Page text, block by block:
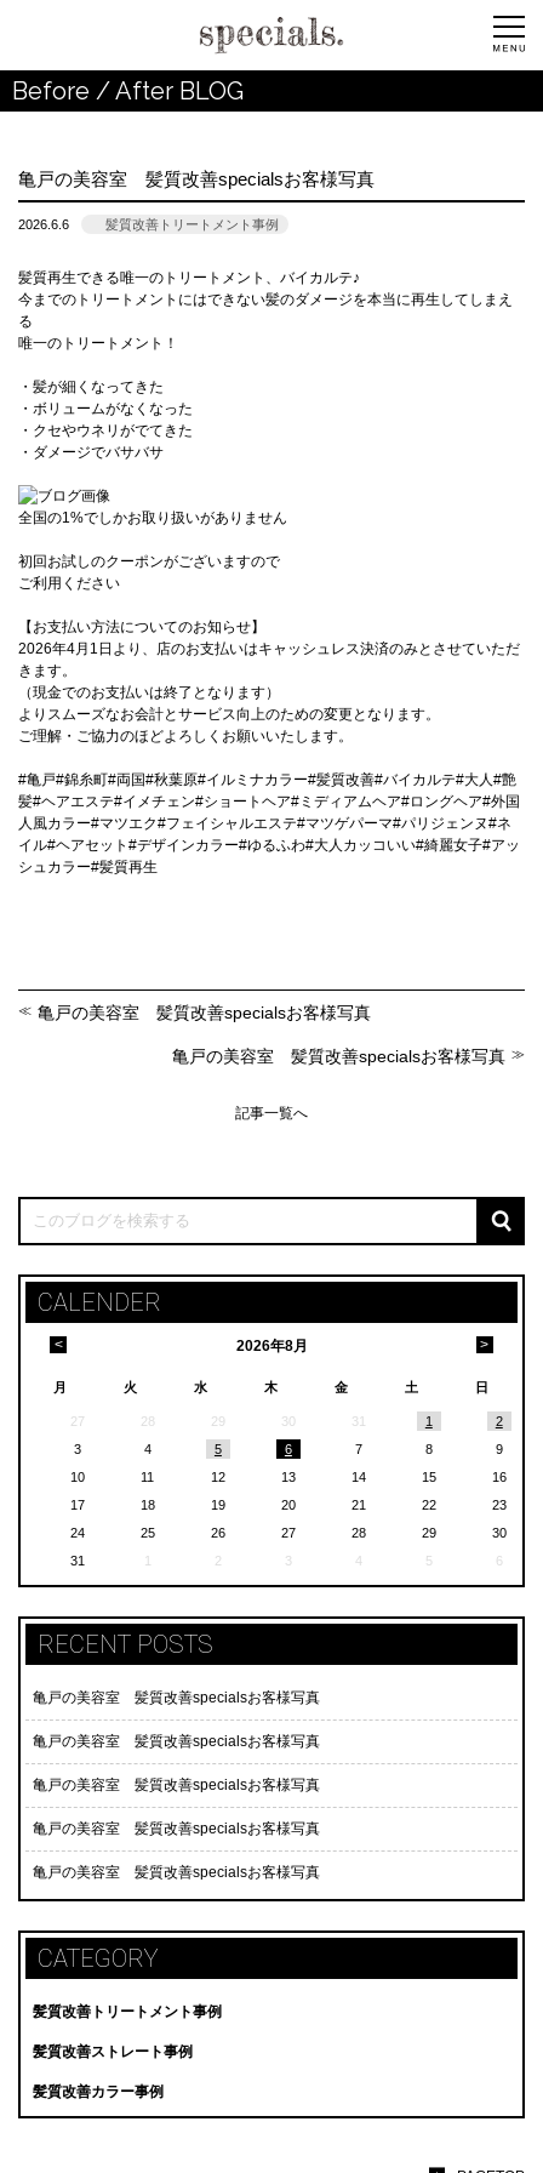
Before / After BLOG
亀戸の美容室 髪質改善specialsお客様写真
2026.6.6 髪質改善トリートメント事例
髪質再生できる唯一のトリートメント、バイカルテ♪
今までのトリートメントにはできない髪のダメージを本当に再生してしまえ
る
唯一のトリートメント！
・髪が細くなってきた
・ボリュームがなくなった
・クセやウネリがでてきた
・ダメージでバサバサ
全国の1%でしかお取り扱いがありません
初回お試しのクーポンがございますので
ご利用ください
【お支払い方法についてのお知らせ】
2026年4月1日より、店のお支払いはキャッシュレス決済のみとさせていただ
きます。
（現金でのお支払いは終了となります）
よりスムーズなお会計とサービス向上のための変更となります。
ご理解・ご協力のほどよろしくお願いいたします。
#亀戸#錦糸町#両国#秋葉原#イルミナカラー#髪質改善#バイカルテ#大人#艶
髪#ヘアエステ#イメチェン#ショートヘア#ミディアムヘア#ロングヘア#外国
人風カラー#マツエク#フェイシャルエステ#マツゲパーマ#パリジェンヌ#ネ
イル#ヘアセット#デザインカラー#ゆるふわ#大人カッコいい#綺麗女子#アッ
シュカラー#髪質再生
亀戸の美容室 髪質改善specialsお客様写真
亀戸の美容室 髪質改善specialsお客様写真
記事一覧へ
CALENDER
2026年8月
< >
月 火 水 木 金 土 日
27 28 29 30 31 1
2
3
4 5 6 7 8
9
10
11 12 13 14 15
16
17
18 19 20 21 22
23
24
25 26 27 28 29
30
31
1 2 3 4 5 6
RECENT POSTS
亀戸の美容室 髪質改善specialsお客様写真
亀戸の美容室 髪質改善specialsお客様写真
亀戸の美容室 髪質改善specialsお客様写真
亀戸の美容室 髪質改善specialsお客様写真
亀戸の美容室 髪質改善specialsお客様写真
CATEGORY
髪質改善トリートメント事例
髪質改善ストレート事例
髪質改善カラー事例